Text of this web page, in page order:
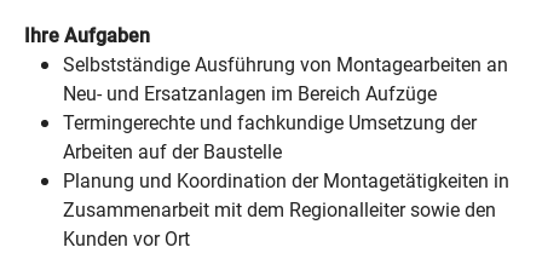
Ihre Aufgaben
Selbstständige Ausführung von Montagearbeiten an
Neu- und Ersatzanlagen im Bereich Aufzüge
Termingerechte und fachkundige Umsetzung der
Arbeiten auf der Baustelle
Planung und Koordination der Montagetätigkeiten in
Zusammenarbeit mit dem Regionalleiter sowie den
Kunden vor Ort